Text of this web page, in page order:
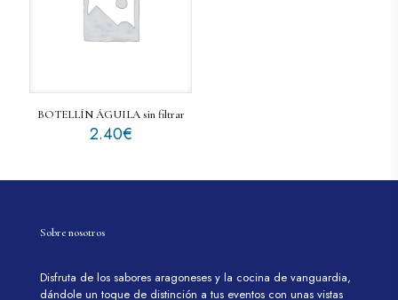
BOTELLÍN ÁGUILA sin filtrar
2.40€
Sobre nosotros
Disfruta de los sabores aragoneses y la cocina de vanguardia,
dándole un toque de distinción a tus eventos con unas vistas